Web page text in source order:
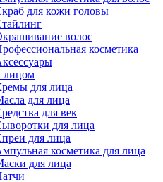
для кожи головы
волос
косметика
лицом
для лица
для лица
для век
для лица
для лица
косметика для лица
для лица